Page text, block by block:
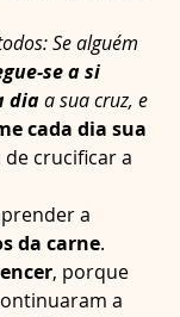
Se alguém
se a si
dia a sua cruz, e
cada dia sua
crucificar a
a
da carne.
, porque
a